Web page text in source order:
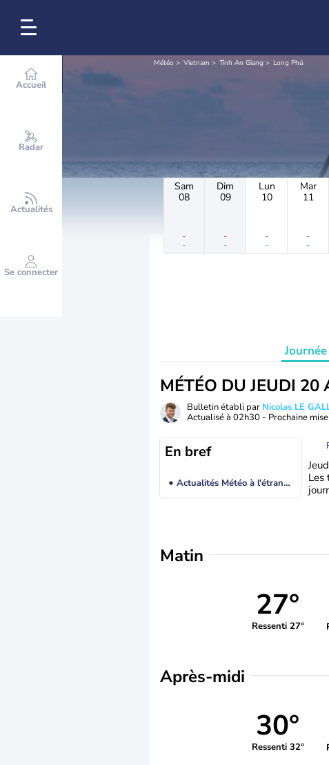
Accueil
Radar
Actualités
Se connecter
Météo Vietnam Tỉnh An Giang Long Phú
Sam
08
-
-
Dim
09
-
-
Lun
10
-
-
Mar
11
-
-
Journée
MÉTÉO DU JEUDI 20
Bulletin établi par Nicolas LE
Actualisé à 02h30 - Prochaine
En bref
Actualités Météo à l'étranger
Les
Matin
27°
Ressenti 27°
Après-midi
30°
Ressenti 32°